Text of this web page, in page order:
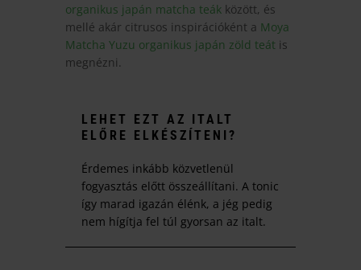
organikus japán matcha teákközött, és
mellé akár citrusos inspirációként a Moya
Matcha Yuzu organikus japán zöld teátis
megnézni.
LEHET EZT AZ ITALT
ELŐRE ELKÉSZÍTENI?
Érdemes inkább közvetlenül
fogyasztás előtt összeállítani. A tonic
így marad igazán élénk, a jég pedig
nem hígítja fel túl gyorsan az italt.